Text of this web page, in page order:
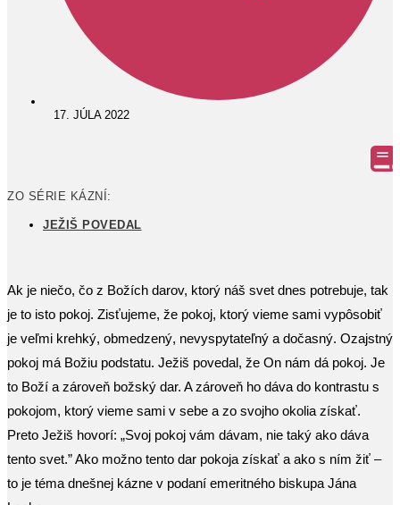
17. JÚLA 2022
ZO SÉRIE KÁZNÍ:
JEŽIŠ POVEDAL
Ak je niečo, čo z Božích darov, ktorý náš svet dnes potrebuje, tak
je to isto pokoj. Zisťujeme, že pokoj, ktorý vieme sami vypôsobiť
je veľmi krehký, obmedzený, nevyspytateľný a dočasný. Ozajstný
pokoj má Božiu podstatu. Ježiš povedal, že On nám dá pokoj. Je
to Boží a zároveň božský dar. A zároveň ho dáva do kontrastu s
pokojom, ktorý vieme sami v sebe a zo svojho okolia získať.
Preto Ježiš hovorí: „Svoj pokoj vám dávam, nie taký ako dáva
tento svet.” Ako možno tento dar pokoja získať a ako s ním žiť –
to je téma dnešnej kázne v podaní emeritného biskupa Jána